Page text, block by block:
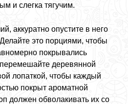
и слегка тягучим.
аккуратно опустите в него
это порциями, чтобы
покрывались
деревянной
лопаткой, чтобы каждый
покрыт ароматной
должен обволакивать их со